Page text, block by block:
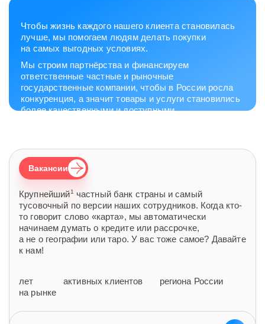
Чтобы жизнь каждого нашего клиента становилась
лучше, мы помогаем людям делать покупки
на самых выгодных условиях.
Мы строим партнёрства и финансируем
ответственные частные и рыночные
государственные компании, чтобы в России росла
конкуренция, а значит товары и услуги становились
более качественными и доступными.
Вакансии
Крупнейший1 частный банк страны и самый
тусовочный по версии наших сотрудников. Когда кто-
то говорит слово «карта», мы автоматически
начинаем думать о кредите или рассрочке,
а не о географии или таро. У вас тоже самое? Давайте
к нам!
лет
на рынке
активных клиентов региона России